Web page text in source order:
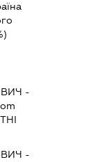
-
-